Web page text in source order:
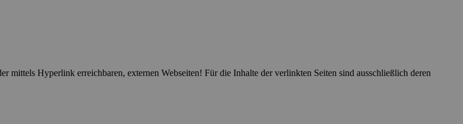
Hyperlink erreichbaren, externen Webseiten! Für die Inhalte der verlinkten Seiten sind ausschließlich deren